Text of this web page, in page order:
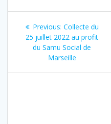
Navigation
l’article
Previous: Previous
post:
Collecte du
25 juillet 2022 au profit
du Samu Social de
Marseille